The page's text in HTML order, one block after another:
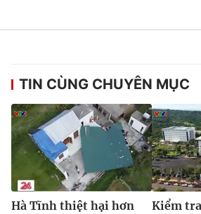
Email:toasoan@vtv.vn
TIN CÙNG CHUYÊN MỤC
Hà Tĩnh thiệt hại hơn
Kiểm